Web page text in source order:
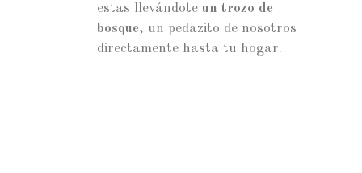
estas llevándote un trozo de
bosque, un pedazito de nosotros
directamente hasta tu hogar.